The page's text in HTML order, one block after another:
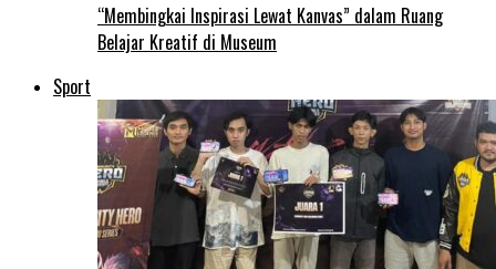
“Membingkai Inspirasi Lewat Kanvas” dalam Ruang
Belajar Kreatif di Museum
Sport